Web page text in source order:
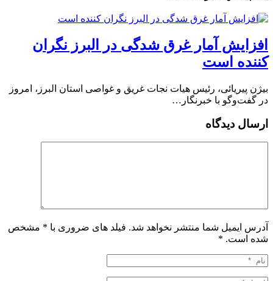
افزایش آمار غرق شدگی در البرز نگران
کننده است
بیژن پیریائی، رئیس هیات نجات غریق و غواصی استان البرز، امروز
در گفت‌وگو با خبرنگار…
ارسال دیدگاه
آدرس ایمیل شما منتشر نخواهد شد. فیلد های ضروری با * مشخص
شده است. *